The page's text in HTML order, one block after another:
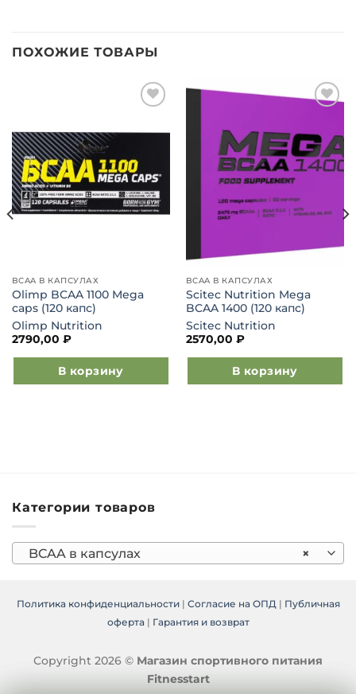
ПОХОЖИЕ ТОВАРЫ
BCAA В КАПСУЛАХ
Olimp BCAA 1100 Mega
caps (120 капс)
Olimp Nutrition
2790,00 ₽
В корзину
желаний
BCAA В КАПСУЛАХ
Scitec Nutrition Mega
BCAA 1400 (120 капс)
Scitec Nutrition
2570,00 ₽
В корзину
Категории товаров
×
BCAA в капсулах
Политика конфиденциальности| Согласие на ОПД | Публичная
оферта | Гарантия и возврат
Copyright 2026 © Магазин спортивного питания
Fitnesstart